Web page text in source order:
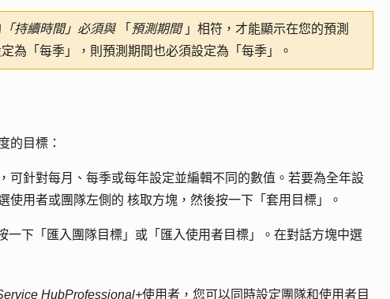
「持續時間」必須與 「 預測期間 」相符，才能顯示在您的預測
為「每季」，則預測期間也必須設定為「每季」。
的目標：
可針對每月、每季或每年設定並編輯不同的數值。若要為全年設
使用者或團隊左側的 核取方塊 ，然後按一下 「套用目標 」。
一下「 匯入團隊目標 」或「 匯入使用者目標 」。在對話方塊中選
HubProfessional+使用者，您可以同時設定團隊和使用者目